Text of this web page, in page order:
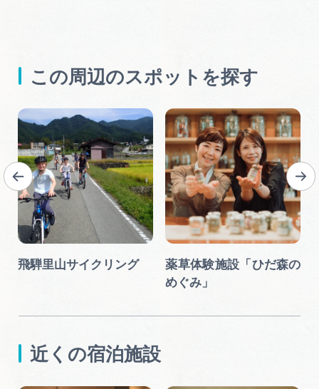
この周辺のスポットを探す
飛騨里山サイクリング
薬草体験施設「ひだ森の
めぐみ」
近くの宿泊施設